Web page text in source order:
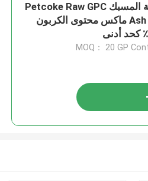
صناعة المسبك Petcoke Raw GPC
Ash 0.2٪ ماكس محتوى الكربون
MOQ： 20 GP